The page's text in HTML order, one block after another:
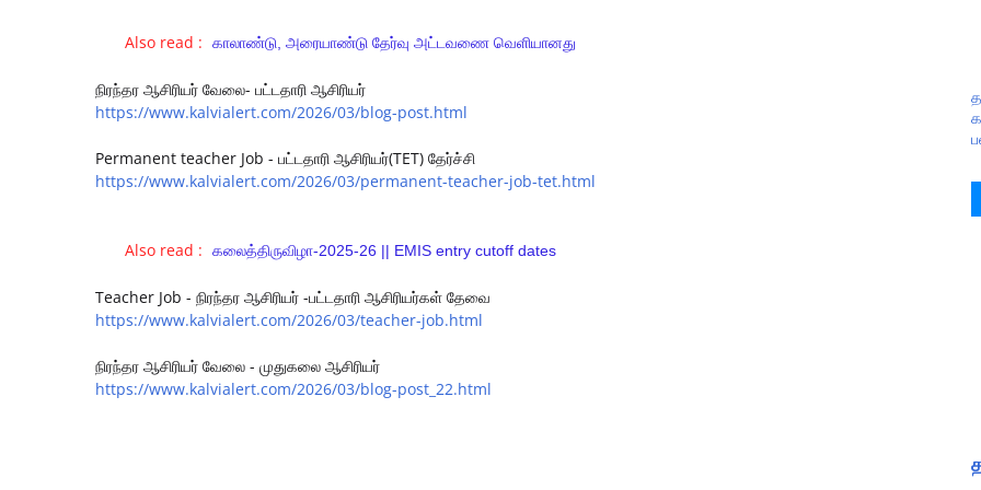
Also read : காலாண்டு, அரையாண்டு தேர்வு அட்டவணை வெளியானது
நிரந்தர ஆசிரியர் வேலை- பட்டதாரி ஆசிரியர்
https://www.kalvialert.com/2026/03/blog-post.html
Permanent teacher Job - பட்டதாரி ஆசிரியர்(TET) தேர்ச்சி
https://www.kalvialert.com/2026/03/permanent-teacher-job-tet.html
Also read : கலைத்திருவிழா-2025-26 || EMIS entry cutoff dates
Teacher Job - நிரந்தர ஆசிரியர் -பட்டதாரி ஆசிரியர்கள் தேவை
https://www.kalvialert.com/2026/03/teacher-job.html
நிரந்தர ஆசிரியர் வேலை - முதுகலை ஆசிரியர்
https://www.kalvialert.com/2026/03/blog-post_22.html